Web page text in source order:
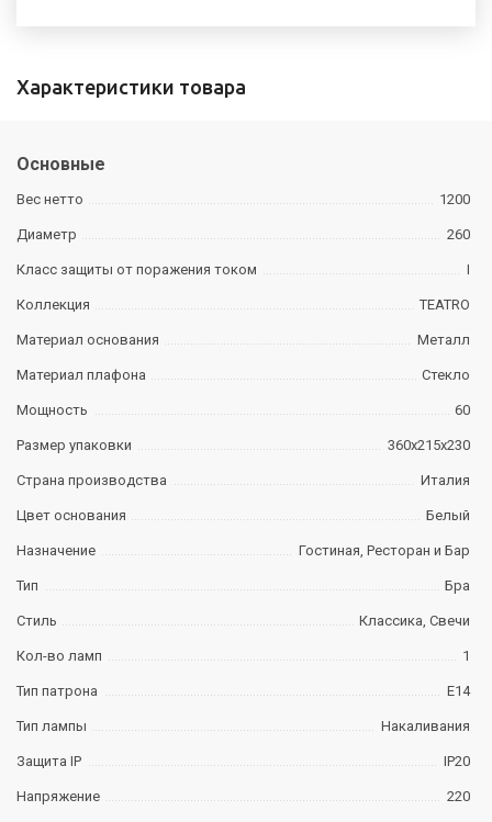
Характеристики товара
Основные
Вес нетто 1200
Диаметр 260
Класс защиты от поражения током I
Коллекция TEATRO
Материал основания Металл
Материал плафона Стекло
Мощность 60
Размер упаковки 360х215х230
Страна производства Италия
Цвет основания Белый
Назначение Гостиная, Ресторан и Бар
Тип Бра
Стиль Классика, Свечи
Кол-во ламп 1
Тип патрона E14
Тип лампы Накаливания
Защита IP IP20
Напряжение 220